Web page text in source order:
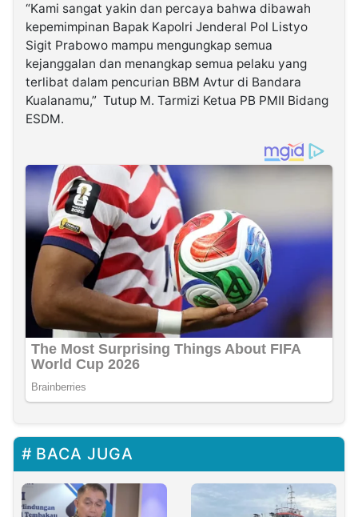
“Kami sangat yakin dan percaya bahwa dibawah
kepemimpinan Bapak Kapolri Jenderal Pol Listyo
Sigit Prabowo mampu mengungkap semua
kejanggalan dan menangkap semua pelaku yang
terlibat dalam pencurian BBM Avtur di Bandara
Kualanamu,” Tutup M. Tarmizi Ketua PB PMII Bidang
ESDM.
BACA JUGA